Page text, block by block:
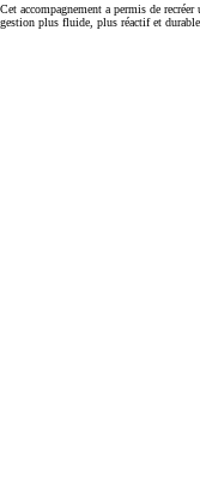
Cet accompagnement a permis de
gestion plus fluide, plus réactif et durable.